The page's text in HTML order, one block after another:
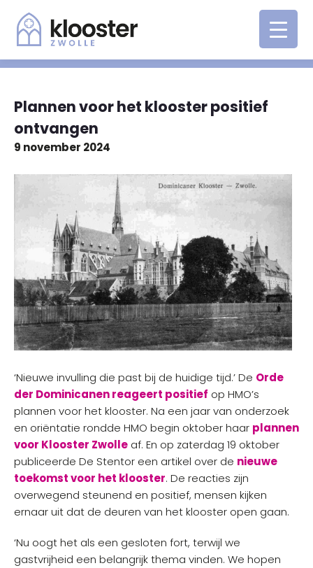
Plannen voor het klooster positief
ontvangen
9 november 2024
‘Nieuwe invulling die past bij de huidige tijd.’ De Orde
der Dominicanen reageert positief op HMO’s
plannen voor het klooster. Na een jaar van onderzoek
en oriëntatie rondde HMO begin oktober haar plannen
voor Klooster Zwolle af. En op zaterdag 19 oktober
publiceerde De Stentor een artikel over de nieuwe
toekomst voor het klooster. De reacties zijn
overwegend steunend en positief, mensen kijken
ernaar uit dat de deuren van het klooster open gaan.
‘Nu oogt het als een gesloten fort, terwijl we
gastvrijheid een belangrijk thema vinden. We hopen